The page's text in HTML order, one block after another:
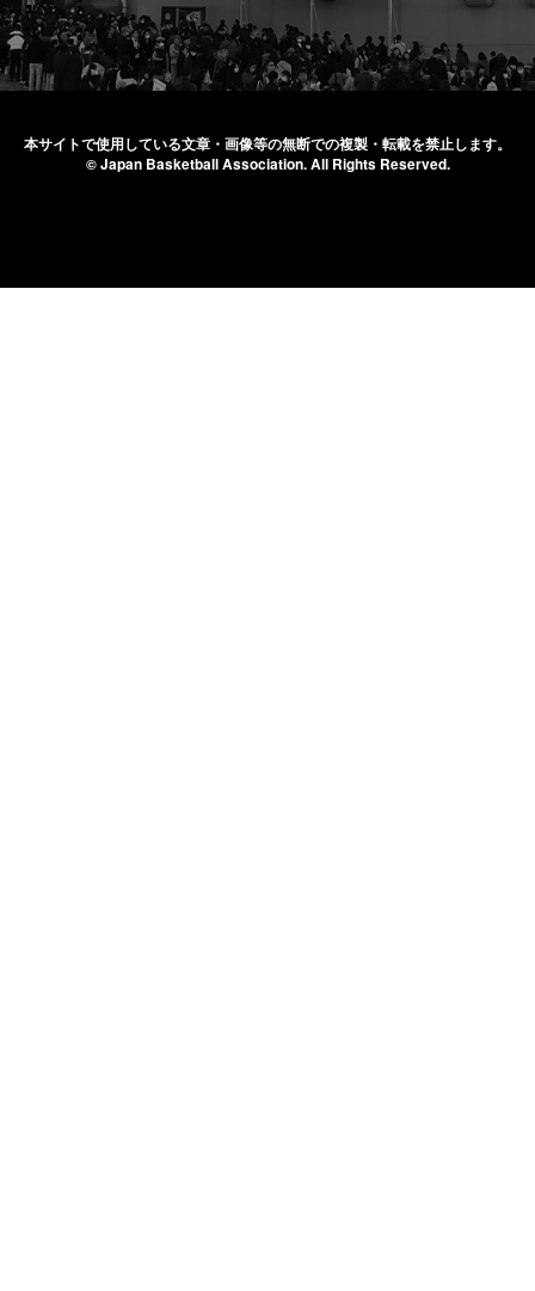
本サイトで使用している文章・画像等の無断での複製・転載を禁止します。
© Japan Basketball Association.All Rights Reserved.